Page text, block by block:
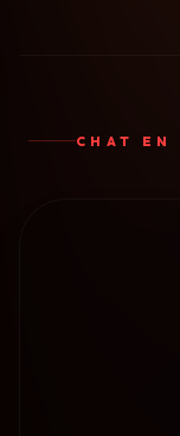
CHAT EN